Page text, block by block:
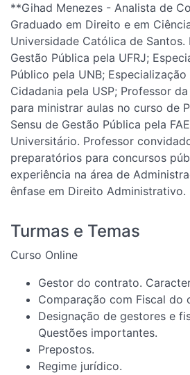
**Gihad Menezes - Analista de
Graduado em Direito e em
Universidade Católica de Santos.
Gestão Pública pela UFRJ;
Público pela UNB;
Cidadania pela USP; Professor
para ministrar aulas no curso de
Sensu de Gestão Pública pela
Universitário. Professor
preparatórios para concursos
experiência na área de
ênfase em Direito Administrativo.
Turmas e Temas
Curso Online
Gestor do contrato.
Comparação com Fiscal do
Designação de gestores e
Questões importantes.
Prepostos.
Regime jurídico.